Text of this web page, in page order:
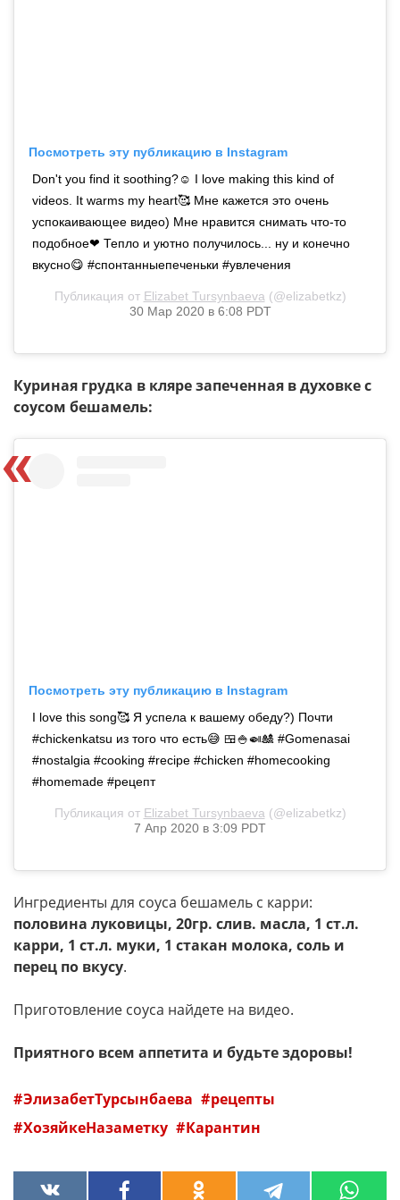
Посмотреть эту публикацию в Instagram
Don't you find it soothing?☺️ I love making this kind of
videos. It warms my heart🥰 Мне кажется это очень
успокаивающее видео) Мне нравится снимать что-то
подобное❤ Тепло и уютно получилось... ну и конечно
вкусно😋 #спонтанныепеченьки #увлечения
Публикация от Elizabet Tursynbaeva (@elizabetkz)
30 Мар 2020 в 6:08 PDT
Куриная грудка в кляре запеченная в духовке с
соусом бешамель:
Посмотреть эту публикацию в Instagram
I love this song🥰 Я успела к вашему обеду?) Почти
#chickenkatsu из того что есть😅 🍱🍚🍛🎎 #Gomenasai
#nostalgia #cooking #recipe #chicken #homecooking
#homemade #рецепт
Публикация от Elizabet Tursynbaeva (@elizabetkz)
7 Апр 2020 в 3:09 PDT
Ингредиенты для соуса бешамель с карри:
половина луковицы, 20гр. слив. масла, 1 ст.л.
карри, 1 ст.л. муки, 1 стакан молока, соль и
перец по вкусу.
Приготовление соуса найдете на видео.
Приятного всем аппетита и будьте здоровы!
ЭлизабетТурсынбаева
рецепты
ХозяйкеНазаметку
Карантин